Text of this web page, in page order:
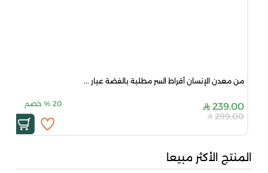
من معدن الإنسان أقراط السر مطلية بالفضة عيار ...
239.00
20
% خصم
299.00
المنتج الأكثر مبيعا